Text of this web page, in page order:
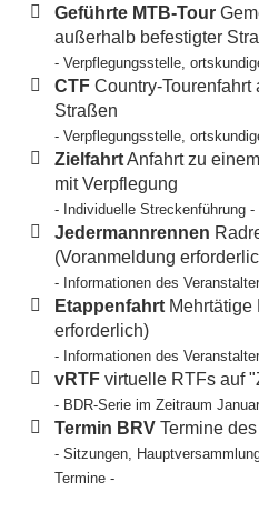
Geführte MTB-Tour
außerhalb befestigter
- Verpflegungsstelle,
CTF Country-
Straßen
- Verpflegungsstelle,
ZielfahrtAnfahrt zu
mit Verpflegung
- Individuelle Streckenführung -
Jedermannrennen
(Voranmeldung
- Informationen des
Etappenfahrt Mehrtätige
erforderlich)
- Informationen des
vRTF virtuelle RTFs auf
- BDR-Serie im Zeitraum
Termin BRV Termine
- Sitzungen,
Termine -